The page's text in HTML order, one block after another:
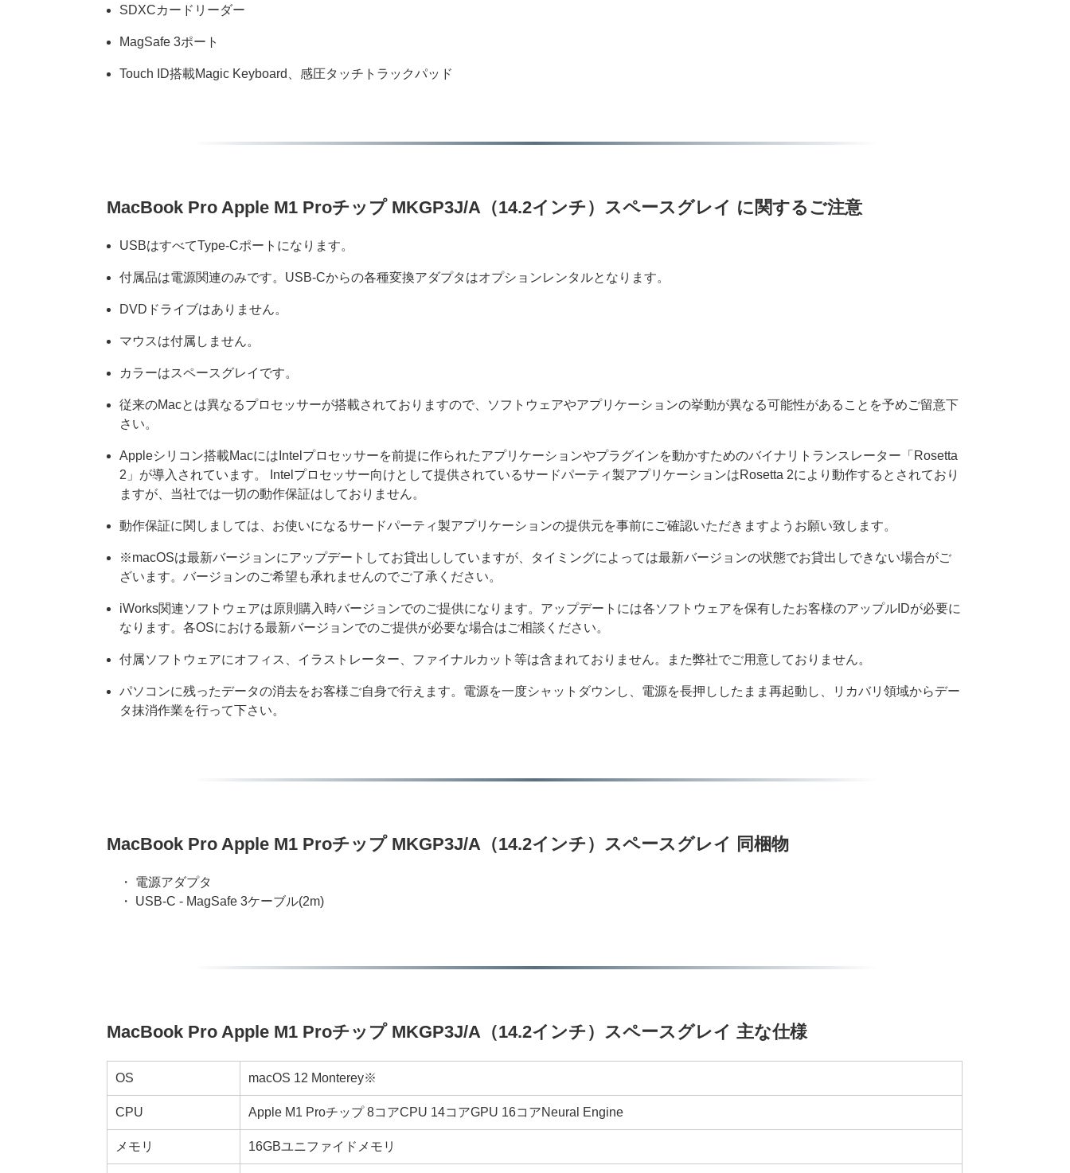
SDXCカードリーダー
MagSafe 3ポート
Touch ID搭載Magic Keyboard、感圧タッチトラックパッド
MacBook Pro Apple M1 Proチップ MKGP3J/A（14.2インチ）スペースグレイ に関するご注意
USBはすべてType-Cポートになります。
付属品は電源関連のみです。USB-Cからの各種変換アダプタはオプションレンタルとなります。
DVDドライブはありません。
マウスは付属しません。
カラーはスペースグレイです。
従来のMacとは異なるプロセッサーが搭載されておりますので、ソフトウェアやアプリケーションの挙動が異なる可能性があることを予めご留意下
さい。
Appleシリコン搭載MacにはIntelプロセッサーを前提に作られたアプリケーションやプラグインを動かすためのバイナリトランスレーター「Rosetta
2」が導入されています。 Intelプロセッサー向けとして提供されているサードパーティ製アプリケーションはRosetta 2により動作するとされており
ますが、当社では一切の動作保証はしておりません。
動作保証に関しましては、お使いになるサードパーティ製アプリケーションの提供元を事前にご確認いただきますようお願い致します。
※macOSは最新バージョンにアップデートしてお貸出ししていますが、タイミングによっては最新バージョンの状態でお貸出しできない場合がご
ざいます。バージョンのご希望も承れませんのでご了承ください。
iWorks関連ソフトウェアは原則購入時バージョンでのご提供になります。アップデートには各ソフトウェアを保有したお客様のアップルIDが必要に
なります。各OSにおける最新バージョンでのご提供が必要な場合はご相談ください。
付属ソフトウェアにオフィス、イラストレーター、ファイナルカット等は含まれておりません。また弊社でご用意しておりません。
パソコンに残ったデータの消去をお客様ご自身で行えます。電源を一度シャットダウンし、電源を長押ししたまま再起動し、リカバリ領域からデー
タ抹消作業を行って下さい。
MacBook Pro Apple M1 Proチップ MKGP3J/A（14.2インチ）スペースグレイ 同梱物
・ 電源アダプタ
・ USB-C - MagSafe 3ケーブル(2m)
MacBook Pro Apple M1 Proチップ MKGP3J/A（14.2インチ）スペースグレイ 主な仕様
OS macOS 12 Monterey※
CPU Apple M1 Proチップ 8コアCPU 14コアGPU 16コアNeural Engine
メモリ 16GBユニファイドメモリ